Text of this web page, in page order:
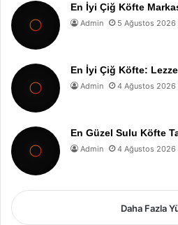
En İyi Çiğ Köfte
Admin 5 Ağustos 2026
En İyi Çiğ Köfte:
Admin 4 Ağustos 2026
En Güzel Sulu Köfte
Admin 4 Ağustos 2026
Daha Fazla